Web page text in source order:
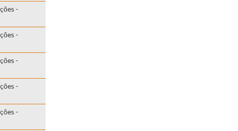
-
-
-
-
-